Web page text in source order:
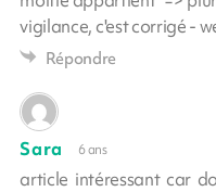
vigilance, c'est corrigé -
Répondre
Sara 6 ans
article intéressant car